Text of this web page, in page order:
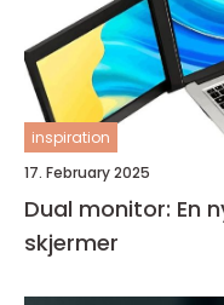
inspiration
17. February 2025
Dual monitor: En
skjermer